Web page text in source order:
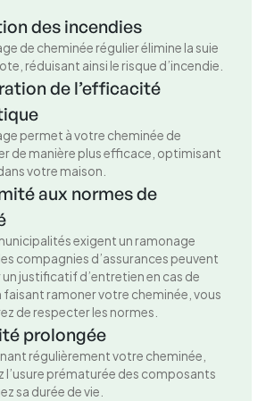
des incendies
de cheminée régulier élimine la suie
réduisant ainsi le risque d’incendie.
de l’efficacité
permet à votre cheminée de
de manière plus efficace, optimisant
votre maison.
aux normes de
exigent un ramonage
compagnies d’assurances peuvent
justificatif d’entretien en cas de
faisant ramoner votre cheminée, vous
de respecter les normes.
prolongée
régulièrement votre cheminée,
l’usure prématurée des composants
sa durée de vie.